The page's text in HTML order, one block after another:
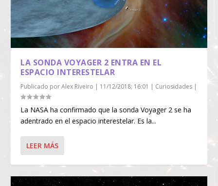
LA SONDA VOYAGER 2 ENTRA EN EL
ESPACIO INTERESTELAR
Publicado porAlex Riveiro | 11/12/2018; 16:01 | Curiosidades |
La NASA ha confirmado que la sonda Voyager 2 se ha
adentrado en el espacio interestelar. Es la...
LEER MÁS